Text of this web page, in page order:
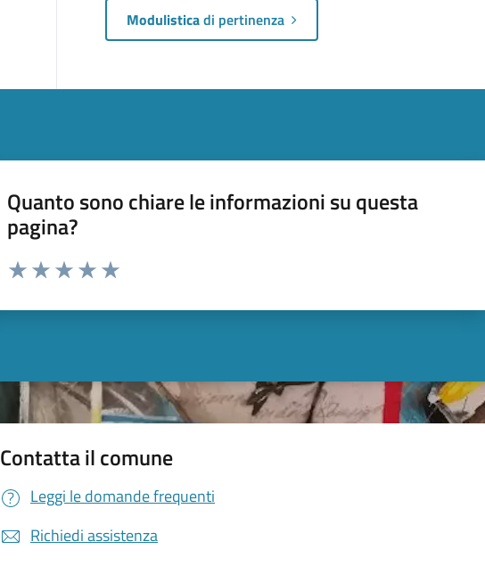
Modulisticadi pertinenza
Quanto sono chiare le informazioni su questa
pagina?
Valuta da 1 a 5 stelle la pagina
Contatta il comune
Leggi le domande frequenti
Richiedi assistenza